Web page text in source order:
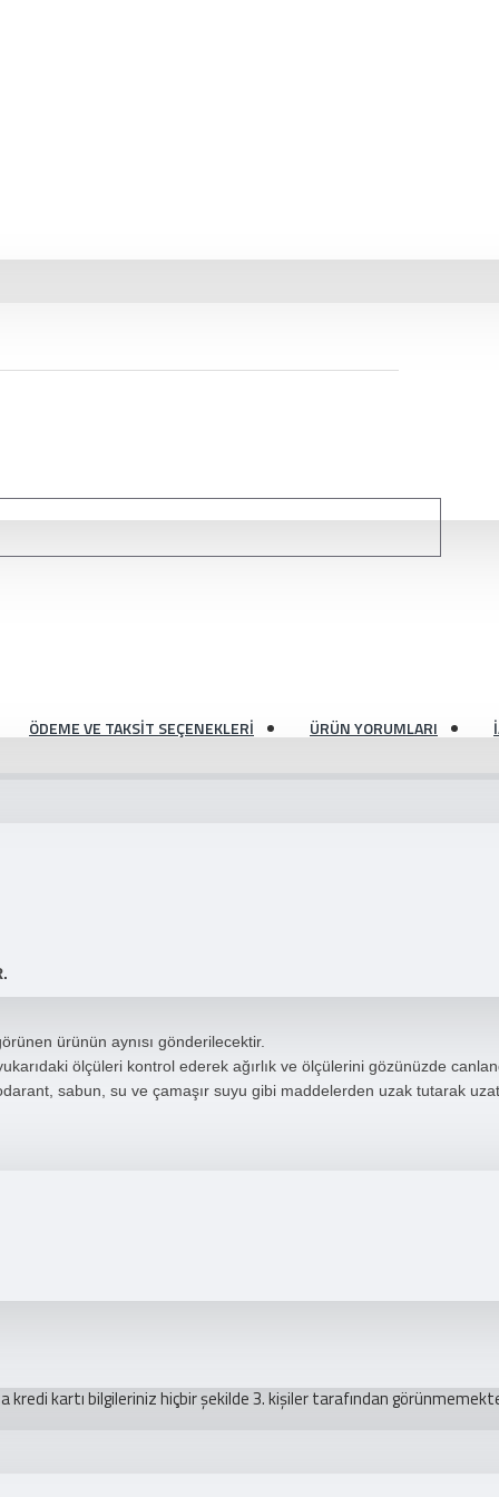
ÖDEME VE TAKSIT SEÇENEKLERI ÜRÜN YORUMLARI
ürünün aynısı gönderilecektir.
ölçüleri kontrol ederek ağırlık ve ölçülerini gözünüzde
sabun, su ve çamaşır suyu gibi maddelerden uzak tutarak
kartı bilgileriniz hiçbir şekilde 3. kişiler tarafından